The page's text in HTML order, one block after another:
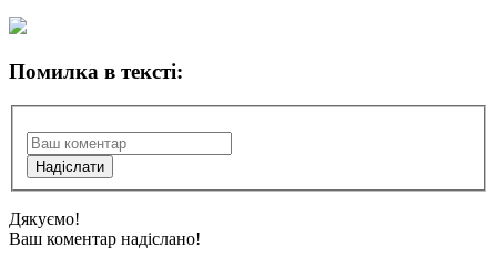
Помилка в тексті:
Дякуємо!
Ваш коментар надіслано!